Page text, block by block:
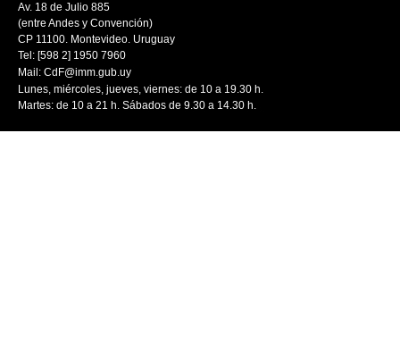
Av. 18 de Julio 885
(entre Andes y Convención)
CP 11100. Montevideo. Uruguay
Tel: [598 2] 1950 7960
Mail: CdF@imm.gub.uy
Lunes, miércoles, jueves, viernes: de 10 a 19.30 h.
Martes: de 10 a 21 h. Sábados de 9.30 a 14.30 h.